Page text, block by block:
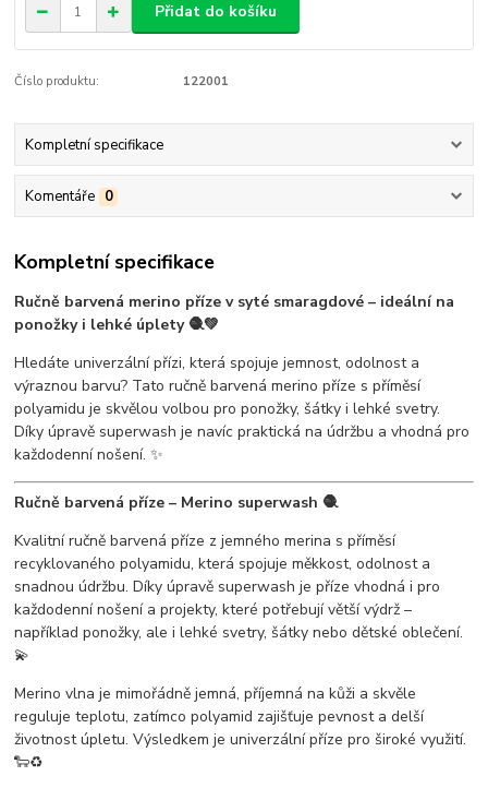
Přidat do košíku
Číslo produktu: 122001
Kompletní specifikace
Komentáře 0
Kompletní specifikace
Ručně barvená merino příze v syté smaragdové – ideální na
ponožky i lehké úplety 🧶💚
Hledáte univerzální přízi, která spojuje jemnost, odolnost a
výraznou barvu? Tato ručně barvená merino příze s příměsí
polyamidu je skvělou volbou pro ponožky, šátky i lehké svetry.
Díky úpravě superwash je navíc praktická na údržbu a vhodná pro
každodenní nošení. ✨
Ručně barvená příze – Merino superwash 🧶
Kvalitní ručně barvená příze z jemného merina s příměsí
recyklovaného polyamidu, která spojuje měkkost, odolnost a
snadnou údržbu. Díky úpravě superwash je příze vhodná i pro
každodenní nošení a projekty, které potřebují větší výdrž –
například ponožky, ale i lehké svetry, šátky nebo dětské oblečení.
💫
Merino vlna je mimořádně jemná, příjemná na kůži a skvěle
reguluje teplotu, zatímco polyamid zajišťuje pevnost a delší
životnost úpletu. Výsledkem je univerzální příze pro široké využití.
🐑♻️